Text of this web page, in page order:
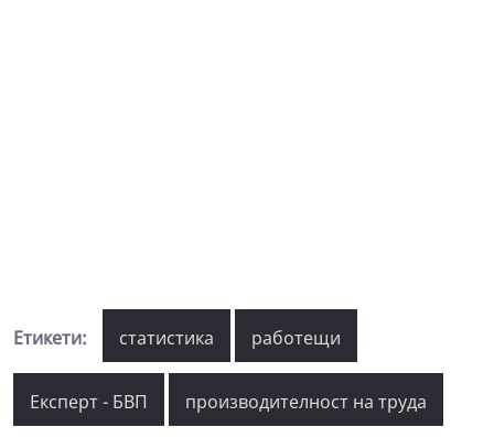
Етикети: статистика работещи
Експерт - БВП производителност на труда